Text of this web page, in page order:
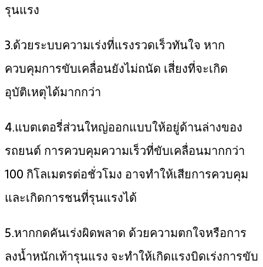
รุนแรง
3.ด้วยระบบความเร่งที่แรงรวดเร็วทันใจ หาก
ควบคุมการขับเคลื่อนยังไม่ถนัด เสี่ยงที่จะเกิด
อุบัติเหตุได้มากกว่า
4.แบตเตอรี่ส่วนใหญ่ออกแบบให้อยู่ด้านล่างของ
รถยนต์ การควบคุมความเร็วที่ขับเคลื่อนมากกว่า
100 กิโลเมตรต่อชั่วโมง อาจทำให้เสียการควบคุม
และเกิดการชนที่รุนแรงได้
5.หากกดคันเร่งผิดพลาด ด้วยความตกใจหรือการ
ลงน้ำหนักเท้ารุนแรง จะทำให้เกิดแรงบิดเร่งการขับ